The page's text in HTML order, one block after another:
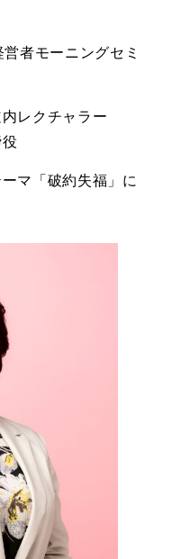
者モーニングセミ
レクチャラー
マ「破約失福」に